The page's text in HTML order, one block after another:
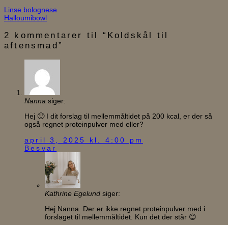
Linse bolognese
Halloumibowl
2 kommentarer til “ Koldskål til
aftensmad ”
Nanna siger:
Hej 🙂 I dit forslag til mellemmåltidet på 200 kcal, er der så
også regnet proteinpulver med eller?
april 3, 2025 kl. 4:00 pm
Besvar
Kathrine Egelund siger:
Hej Nanna. Der er ikke regnet proteinpulver med i
forslaget til mellemmåltidet. Kun det der står 😊